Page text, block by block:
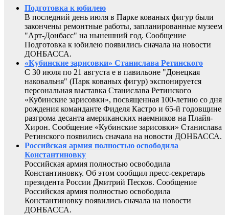
Подготовка к юбилею
В последний день июля в Парке кованых фигур были
закончены ремонтные работы, запланированные музеем
"Арт-Донбасс" на нынешний год. Сообщение
Подготовка к юбилею появились сначала на новости
ДОНБАССА.
«Кубинские зарисовки» Станислава Ретинского
С 30 июля по 21 августа е в павильоне "Донецкая
наковальня" (Парк кованых фигур) экспонируется
персональная выставка Станислава Ретинского
«Кубинские зарисовки», посвященная 100-летию со дня
рождения команданте Фиделя Кастро и 65-й годовщине
разгрома десанта американских наемников на Плайя-
Хирон. Сообщение «Кубинские зарисовки» Станислава
Ретинского появились сначала на новости ДОНБАССА.
Российская армия полностью освободила
Константиновку
Российская армия полностью освободила
Константиновку. Об этом сообщил пресс-секретарь
президента России Дмитрий Песков. Сообщение
Российская армия полностью освободила
Константиновку появились сначала на новости
ДОНБАССА.